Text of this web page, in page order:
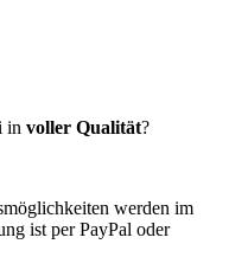
in voller Qualität?
werden im
ist per PayPal oder